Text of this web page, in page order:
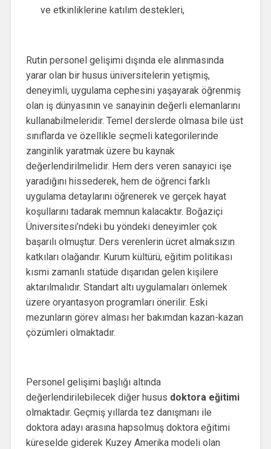
ve etkinliklerine katılım destekleri,
Rutin personel gelişimi dışında ele alınmasında
yarar olan bir husus üniversitelerin yetişmiş,
deneyimli, uygulama cephesini yaşayarak öğrenmiş
olan iş dünyasının ve sanayinin değerli elemanlarını
kullanabilmeleridir. Temel derslerde olmasa bile üst
sınıflarda ve özellikle seçmeli kategorilerinde
zanginlik yaratmak üzere bu kaynak
değerlendirilmelidir. Hem ders veren sanayici işe
yaradığını hissederek, hem de öğrenci farklı
uygulama detaylarını öğrenerek ve gerçek hayat
koşullarını tadarak memnun kalacaktır. Boğaziçi
Üniversitesi’ndeki bu yöndeki deneyimler çok
başarılı olmuştur. Ders verenlerin ücret almaksızın
katkıları olağandır. Kurum kültürü, eğitim politikası
kısmi zamanlı statüde dışarıdan gelen kişilere
aktarılmalıdır. Standart altı uygulamaları önlemek
üzere oryantasyon programları önerilir. Eski
mezunların görev alması her bakımdan kazan-kazan
çözümleri olmaktadır.
Personel gelişimi başlığı altında
değerlendirilebilecek diğer husus doktora eğitimi
olmaktadır. Geçmiş yıllarda tez danışmanı ile
doktora adayı arasına hapsolmuş doktora eğitimi
küreselde giderek Kuzey Amerika modeli olan